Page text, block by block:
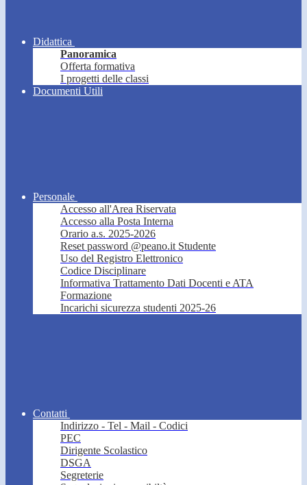
Didattica
Panoramica
Offerta formativa
I progetti delle classi
Documenti Utili
Personale
Accesso all'Area Riservata
Accesso alla Posta Interna
Orario a.s. 2025-2026
Reset password @peano.it Studente
Uso del Registro Elettronico
Codice Disciplinare
Informativa Trattamento Dati Docenti e ATA
Formazione
Incarichi sicurezza studenti 2025-26
Contatti
Indirizzo - Tel - Mail - Codici
PEC
Dirigente Scolastico
DSGA
Segreterie